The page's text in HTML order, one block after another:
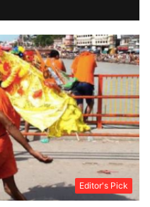
Editor's Pick